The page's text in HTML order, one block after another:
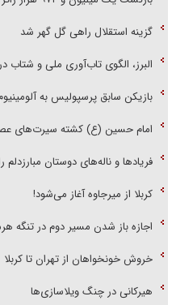
گزینه استقلال راهی گل گهر شد
البرز، الگوی تاب‌آوری ملی و شتاب
بازیکن سابق پرسپولیس به
امام حسین (ع) کشته سیرت‌های
فریاد‌ها و ناله‌های دوستان
کربلا از میرجاوه آغاز می‌شود!
اجازه باز شدن مسیر دوم در تنگه
خروش خونخواهان از تهران تا کربلا
هیرکانی در چنگ ویلاسازی‌ها